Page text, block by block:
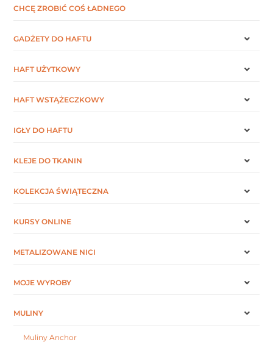
CHCĘ ZROBIĆ COŚ ŁADNEGO
GADŻETY DO HAFTU
HAFT UŻYTKOWY
HAFT WSTĄŻECZKOWY
IGŁY DO HAFTU
KLEJE DO TKANIN
KOLEKCJA ŚWIĄTECZNA
KURSY ONLINE
METALIZOWANE NICI
MOJE WYROBY
MULINY
Muliny Anchor